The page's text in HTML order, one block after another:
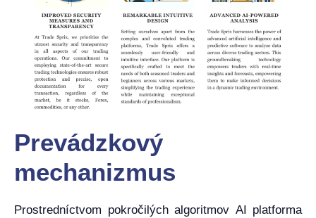
Prevádzkový
mechanizmus
Prostredníctvom pokročilých algoritmov AI platforma